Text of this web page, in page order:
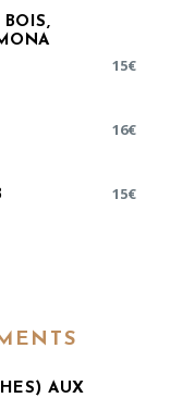
15€
16€
15€
AUX